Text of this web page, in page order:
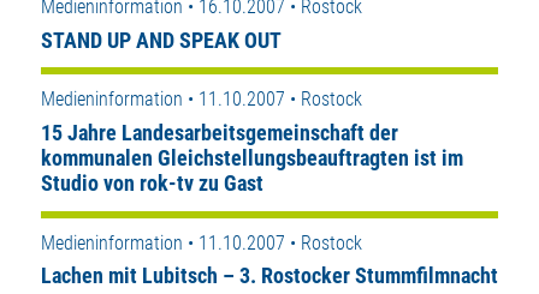
Medieninformation • 16.10.2007 • Rostock
STAND UP AND SPEAK OUT
Medieninformation • 11.10.2007 • Rostock
15 Jahre Landesarbeitsgemeinschaft der
kommunalen Gleichstellungsbeauftragten ist im
Studio von rok-tv zu Gast
Medieninformation • 11.10.2007 • Rostock
Lachen mit Lubitsch – 3. Rostocker Stummfilmnacht